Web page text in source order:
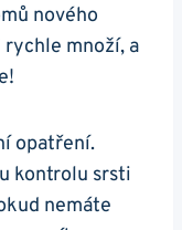
nového
rychle množí, a
opatření.
kontrolu srsti
nemáte